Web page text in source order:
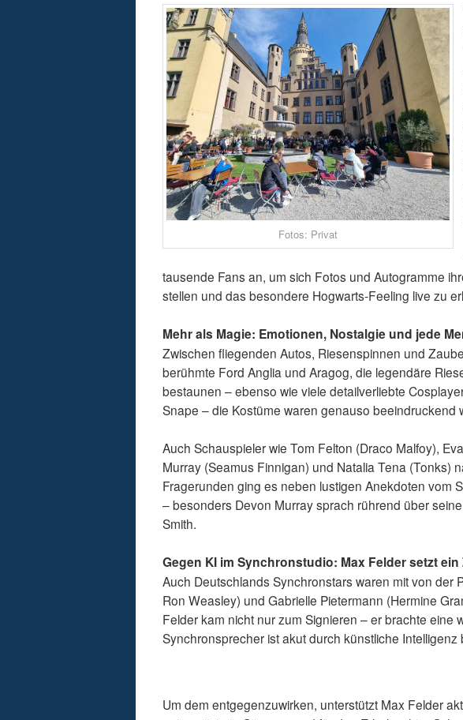
Fotos: Privat
tausende Fans an, um sich Fotos und Autogramme
stellen und das besondere Hogwarts-Feeling live zu
Mehr als Magie: Emotionen, Nostalgie und jede
Zwischen fliegenden Autos, Riesenspinnen und
berühmte Ford Anglia und Aragog, die legendäre
bestaunen – ebenso wie viele detailverliebte
Snape – die Kostüme waren genauso beeindruckend
Auch Schauspieler wie Tom Felton (Draco Malfoy),
Murray (Seamus Finnigan) und Natalia Tena (Tonks)
Fragerunden ging es neben lustigen Anekdoten vom
– besonders Devon Murray sprach rührend über
Smith.
Gegen KI im Synchronstudio: Max Felder setzt ein
Auch Deutschlands Synchronstars waren mit von der
Ron Weasley) und Gabrielle Pietermann (Hermine
Felder kam nicht nur zum Signieren – er brachte eine
Synchronsprecher ist akut durch künstliche Intelligenz
Um dem entgegenzuwirken, unterstützt Max Felder